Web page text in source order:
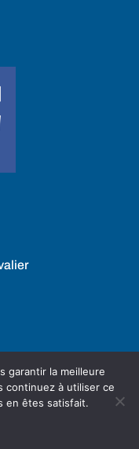
Confidentialité
|
garantir la meilleure
continuez à utiliser ce
en êtes satisfait.